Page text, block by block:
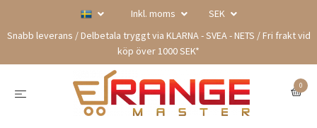
Inkl. moms
SEK
Snabb leverans / Delbetala tryggt via KLARNA - SVEA - NETS / Fri frakt vid
köp över 1000 SEK*
0